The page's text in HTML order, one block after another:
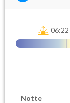
06:22
Notte